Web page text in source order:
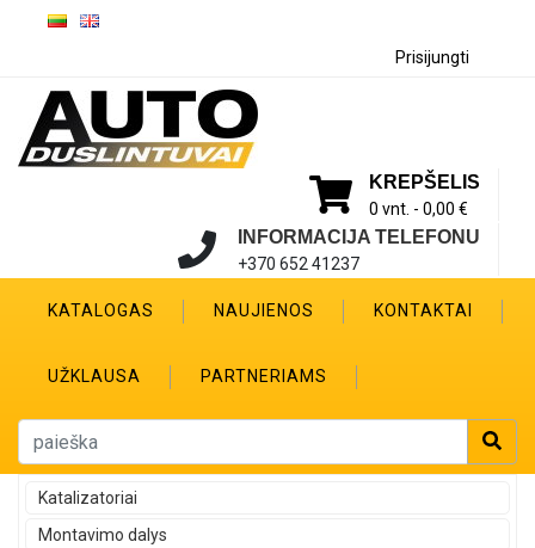
Prisijungti
KREPŠELIS
0 vnt. - 0,00 €
INFORMACIJA TELEFONU
+370 652 41237
KATALOGAS NAUJIENOS KONTAKTAI
UŽKLAUSA PARTNERIAMS
Katalizatoriai
Montavimo dalys